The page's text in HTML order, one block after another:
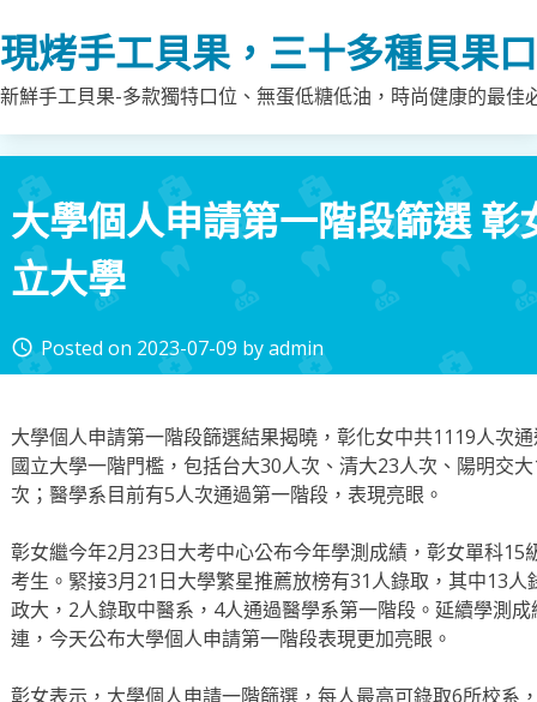
to
content
現烤手工貝果，三十多種貝果
新鮮手工貝果-多款獨特口位、無蛋低糖低油，時尚健康的最
大學個人申請第一階段篩選 彰
立大學
access_time Posted on 2023-07-09 byadmin
大學個人申請第一階段篩選結果揭曉，彰化女中共1119人次
國立大學一階門檻，包括台大30人次、清大23人次、陽明交
次；醫學系目前有5人次通過第一階段，表現亮眼。
彰女繼今年2月23日大考中心公布今年學測成績，彰女單科15
考生。緊接3月21日大學繁星推薦放榜有31人錄取，其中13
政大，2人錄取中醫系，4人通過醫學系第一階段。延續學測
連，今天公布大學個人申請第一階段表現更加亮眼。
彰女表示，大學個人申請一階篩選，每人最高可錄取6所校系